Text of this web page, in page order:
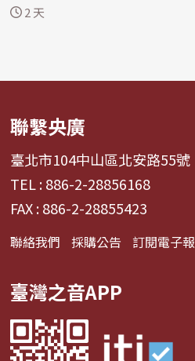
2 天
聯繫央廣
臺北市104中山區北安路55號
TEL : 886-2-28856168
FAX : 886-2-28855423
聯絡我們 採購公告 訂閱電子報
臺灣之音APP